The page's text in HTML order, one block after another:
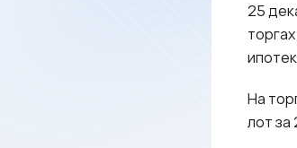
25
На
лот за